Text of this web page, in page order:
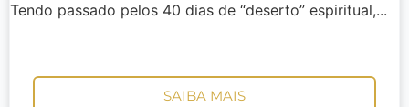
Tendo passado pelos 40 dias de “deserto” espiritual,...
SAIBA MAIS